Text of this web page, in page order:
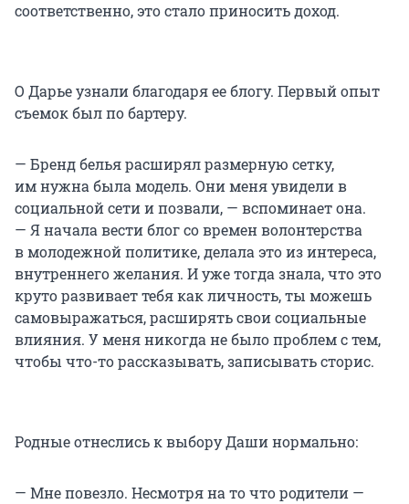
соответственно, это стало приносить доход.
О Дарье узнали благодаря ее блогу. Первый опыт
съемок был по бартеру.
— Бренд белья расширял размерную сетку,
им нужна была модель. Они меня увидели в
социальной сети и позвали, — вспоминает она.
— Я начала вести блог со времен волонтерства
в молодежной политике, делала это из интереса,
внутреннего желания. И уже тогда знала, что это
круто развивает тебя как личность, ты можешь
самовыражаться, расширять свои социальные
влияния. У меня никогда не было проблем с тем,
чтобы что-то рассказывать, записывать сторис.
Родные отнеслись к выбору Даши нормально:
— Мне повезло. Несмотря на то что родители —